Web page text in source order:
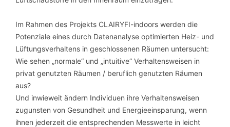
Im Rahmen des Projekts CLAIRYFI-indoors werden die
Potenziale eines durch Datenanalyse optimierten Heiz- und
Lüftungsverhaltens in geschlossenen Räumen untersucht:
Wie sehen „normale“ und „intuitive“ Verhaltensweisen in
privat genutzten Räumen / beruflich genutzten Räumen
aus?
Und inwieweit ändern Individuen ihre Verhaltensweisen
zugunsten von Gesundheit und Energieeinsparung, wenn
ihnen jederzeit die entsprechenden Messwerte in leicht